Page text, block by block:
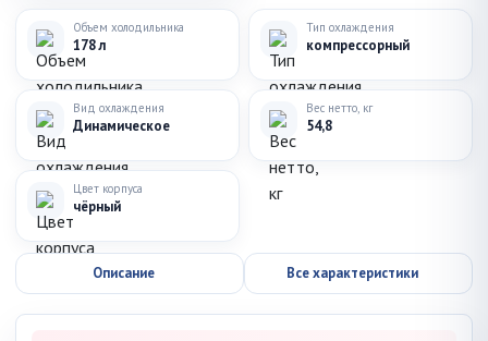
Объем холодильника
178 л
Тип охлаждения
компрессорный
Вид охлаждения
Динамическое
Вес нетто, кг
54,8
Цвет корпуса
чёрный
Описание Все характеристики